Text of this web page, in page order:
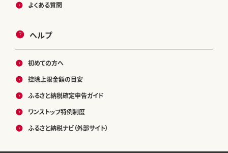
よくある質問
ヘルプ
初めての方へ
控除上限金額の目安
ふるさと納税確定申告ガイド
ワンストップ特例制度
ふるさと納税ナビ（外部サイト）